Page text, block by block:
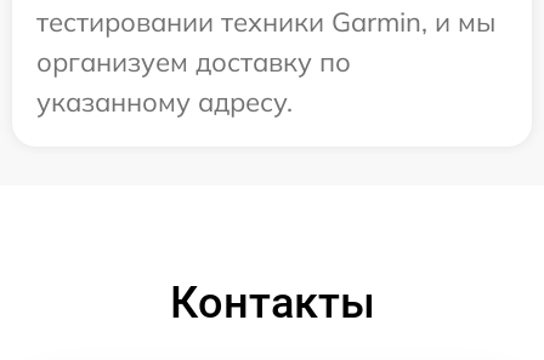
тестировании техники Garmin, и мы
организуем доставку по
указанному адресу.
Контакты